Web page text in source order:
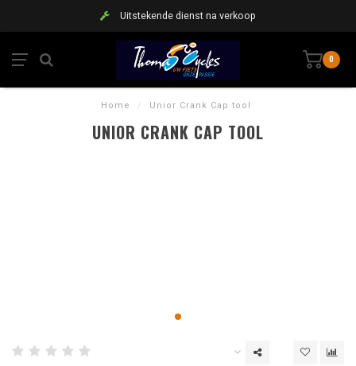
Uitstekende dienst na verkoop
0
Home / Unior Crank Cap tool
UNIOR CRANK CAP TOOL